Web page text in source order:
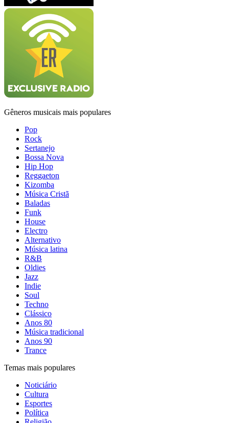
Gêneros musicais mais populares
Pop
Rock
Sertanejo
Bossa Nova
Hip Hop
Reggaeton
Kizomba
Música Cristã
Baladas
Funk
House
Electro
Alternativo
Música latina
R&B
Oldies
Jazz
Indie
Soul
Techno
Clássico
Anos 80
Música tradicional
Anos 90
Trance
Temas mais populares
Noticiário
Cultura
Esportes
Política